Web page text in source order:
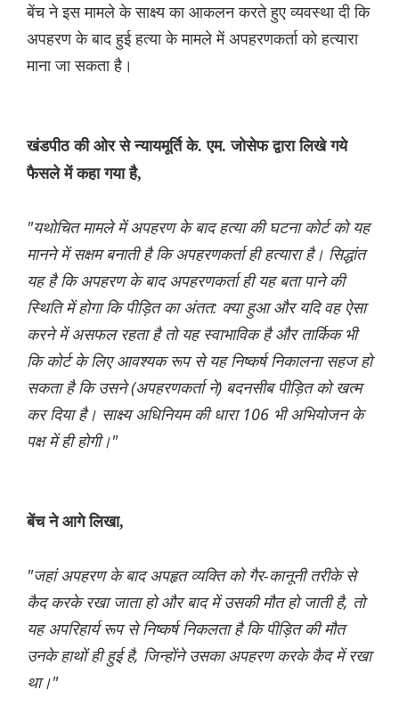
बेंच ने इस मामले के साक्ष्य का आकलन करते हुए व्यवस्था दी कि
अपहरण के बाद हुई हत्या के मामले में अपहरणकर्ता को हत्यारा
माना जा सकता है।
खंडपीठ की ओर से न्यायमूर्ति के. एम. जोसेफ द्वारा लिखे गये
फैसले में कहा गया है,
"यथोचित मामले में अपहरण के बाद हत्या की घटना कोर्ट को यह
मानने में सक्षम बनाती है कि अपहरणकर्ता ही हत्यारा है। सिद्धांत
यह है कि अपहरण के बाद अपहरणकर्ता ही यह बता पाने की
स्थिति में होगा कि पीड़ित का अंतत: क्या हुआ और यदि वह ऐसा
करने में असफल रहता है तो यह स्वाभाविक है और तार्किक भी
कि कोर्ट के लिए आवश्यक रूप से यह निष्कर्ष निकालना सहज हो
सकता है कि उसने (अपहरणकर्ता ने) बदनसीब पीड़ित को खत्म
कर दिया है। साक्ष्य अधिनियम की धारा 106 भी अभियोजन के
पक्ष में ही होगी।"
बेंच ने आगे लिखा,
"जहां अपहरण के बाद अपहृत व्यक्ति को गैर-कानूनी तरीके से
कैद करके रखा जाता हो और बाद में उसकी मौत हो जाती है, तो
यह अपरिहार्य रूप से निष्कर्ष निकलता है कि पीड़ित की मौत
उनके हाथों ही हुई है, जिन्होंने उसका अपहरण करके कैद में रखा
था।"